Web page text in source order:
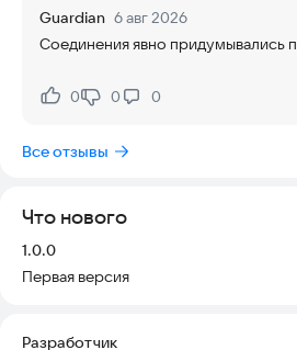
Используй логику, воображение и
алхимии нет единого пути, только
Guardian 6 авг 2026
Соединения явно придумывались
Нравится:
0Не нравится:
0 0
Все отзывы
Что нового
Версия:
1.0.0
Первая версия
Разработчик